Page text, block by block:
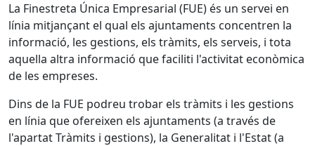
La Finestreta Única Empresarial (FUE) és un servei en
línia mitjançant el qual els ajuntaments concentren la
informació, les gestions, els tràmits, els serveis, i tota
aquella altra informació que faciliti l'activitat econòmica
de les empreses.
Dins de la FUE podreu trobar els tràmits i les gestions
en línia que ofereixen els ajuntaments (a través de
l'apartat Tràmits i gestions), la Generalitat i l'Estat (a